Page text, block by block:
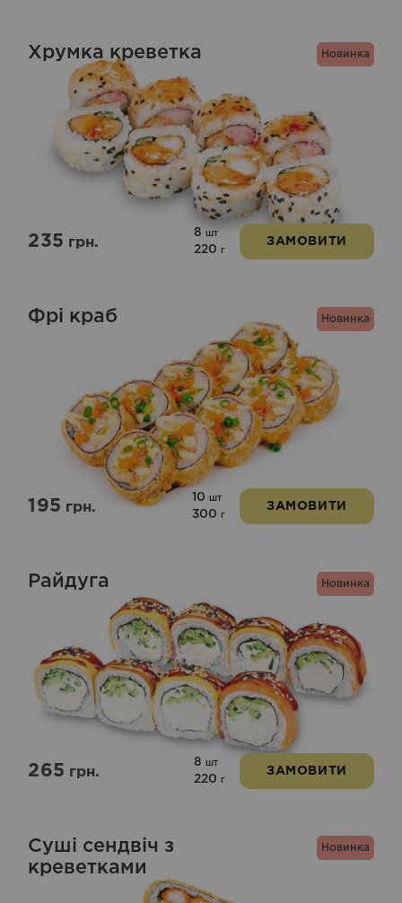
Новинка
Хрумка креветка
235грн.
8 шт
220 г
ЗАМОВИТИ
Новинка
Фрі краб
195грн.
10 шт
300 г
ЗАМОВИТИ
Новинка
Райдуга
265грн.
8 шт
220 г
ЗАМОВИТИ
Новинка
Суші сендвіч з
креветками